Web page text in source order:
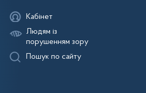
Кабінет
Людям із
порушенням зору
Пошук по сайту